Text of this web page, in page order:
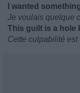
I wanted
Je voulais quelque
This guilt is a hole
Cette culpabilité est